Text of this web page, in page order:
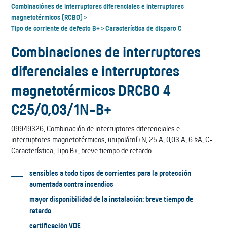
Combinaciónes de interruptores diferenciales e interruptores
magnetotérmicos (RCBO) >
Tipo de corriente de defecto B+>Característica de disparo C
Combinaciones de interruptores
diferenciales e interruptores
magnetotérmicos DRCBO 4
C25/0,03/1N-B+
09949326, Combinación de interruptores diferenciales e
interruptores magnetotérmicos, unipolární+N, 25 A, 0,03 A, 6 kA, C-
Característica, Tipo B+, breve tiempo de retardo
sensibles a todo tipos de corrientes para la protección
aumentada contra incendios
mayor disponibilidad de la instalación: breve tiempo de
retardo
certificación VDE